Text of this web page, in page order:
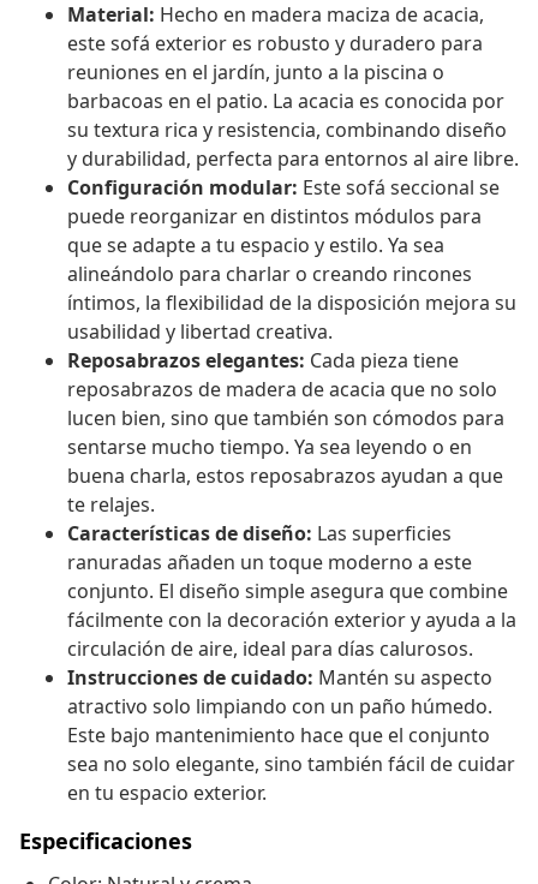
Material: Hecho en madera maciza de acacia,
este sofá exterior es robusto y duradero para
reuniones en el jardín, junto a la piscina o
barbacoas en el patio. La acacia es conocida por
su textura rica y resistencia, combinando diseño
y durabilidad, perfecta para entornos al aire libre.
Configuración modular: Este sofá seccional se
puede reorganizar en distintos módulos para
que se adapte a tu espacio y estilo. Ya sea
alineándolo para charlar o creando rincones
íntimos, la flexibilidad de la disposición mejora su
usabilidad y libertad creativa.
Reposabrazos elegantes: Cada pieza tiene
reposabrazos de madera de acacia que no solo
lucen bien, sino que también son cómodos para
sentarse mucho tiempo. Ya sea leyendo o en
buena charla, estos reposabrazos ayudan a que
te relajes.
Características de diseño: Las superficies
ranuradas añaden un toque moderno a este
conjunto. El diseño simple asegura que combine
fácilmente con la decoración exterior y ayuda a la
circulación de aire, ideal para días calurosos.
Instrucciones de cuidado: Mantén su aspecto
atractivo solo limpiando con un paño húmedo.
Este bajo mantenimiento hace que el conjunto
sea no solo elegante, sino también fácil de cuidar
en tu espacio exterior.
Especificaciones